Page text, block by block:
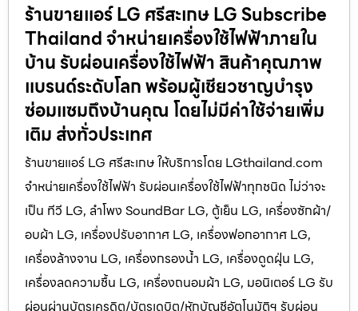
ร้านขายแอร์ LG ศรีสะเกษ LG Subscribe
Thailand จำหน่ายเครื่องใช้ไฟฟ้าภายใน
บ้าน รับผ่อนเครื่องใช้ไฟฟ้า สินค้าคุณภาพ
แบรนด์ระดับโลก พร้อมผู้เชียวชาญบำรุง
ซ่อมแซมถึงบ้านคุณ โดยไม่มีค่าใช้จ่ายเพิ่ม
เติม ส่งทั่วประเทศ
ร้านขายแอร์ LG ศรีสะเกษ ให้บริการโดย LGthailand.com
จำหน่ายเครื่องใช้ไฟฟ้า รับผ่อนเครื่องใช้ไฟฟ้าทุกชนิด ไม่ว่าจะ
เป็น ทีวี LG, ลำโพง SoundBar LG, ตู้เย็น LG, เครื่องซักผ้า/
อบผ้า LG, เครื่องปรับอากาศ LG, เครื่องฟอกอากาศ LG,
เครื่องล้างจาน LG, เครื่องกรองน้ำ LG, เครื่องดูดฝุ่น LG,
เครื่องลดความชื้น LG, เครื่องถนอมผ้า LG, มอนิเตอร์ LG รับ
ผ่อนผ่านบัตรเครดิต/บัตรเดบิต/หักบัญชีอัตโนมัติฯ รับผ่อน